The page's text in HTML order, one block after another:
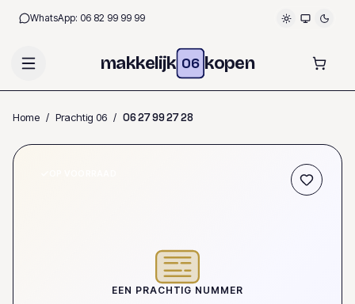
WhatsApp: 06 82 99 99 99
makkelijk 06 kopen
Home / Prachtig 06 / 0627992728
EEN PRACHTIG NUMMER